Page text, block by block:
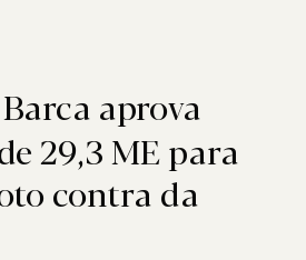
aprova
29,3 ME para
contra da